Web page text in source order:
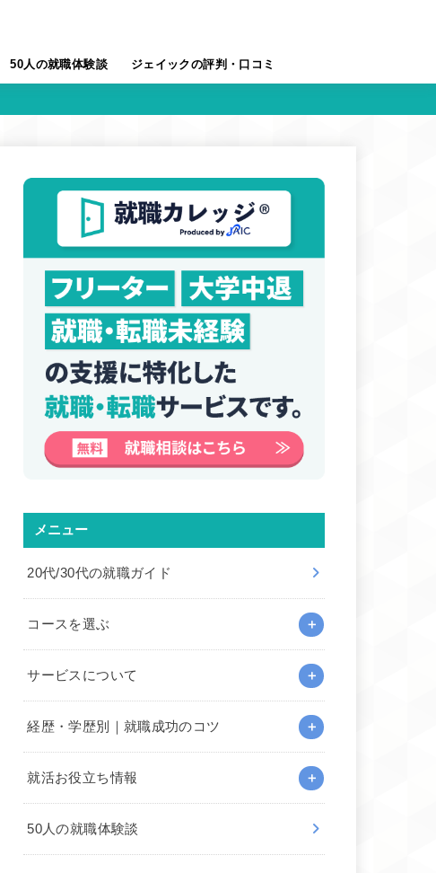
50人の就職体験談 ジェイックの評判・口コミ
メニュー
20代/30代の就職ガイド
コースを選ぶ
サービスについて
経歴・学歴別｜就職成功のコツ
就活お役立ち情報
50人の就職体験談